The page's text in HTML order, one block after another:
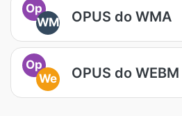
Op
WM
OPUS do WMA
Op
We
OPUS do WEBM